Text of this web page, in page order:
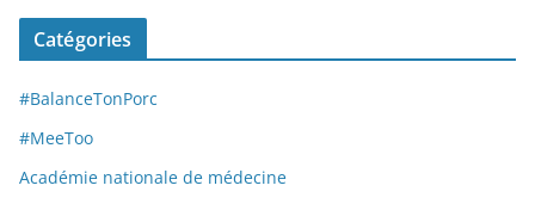
Catégories
#BalanceTonPorc
#MeeToo
Académie nationale de médecine